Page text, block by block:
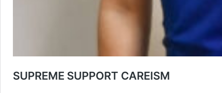
SUPREME SUPPORT CAREISM